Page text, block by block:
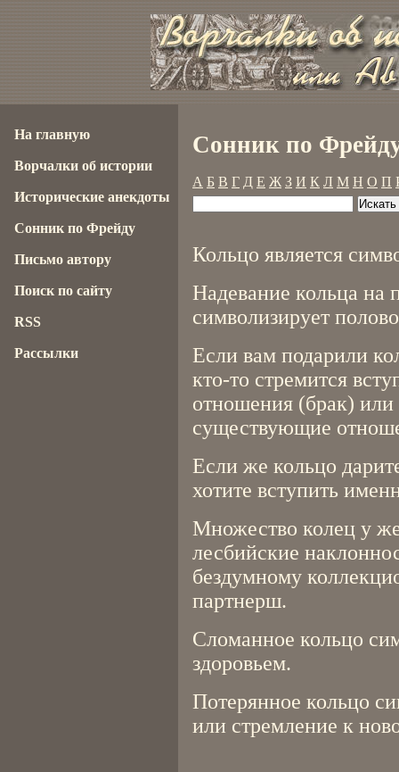
Сонник по
А Б В Г Д Е Ж З И К Л М Н О П
Кольцо является
Надевание кольца на
символизирует
Если вам подарили
кто-то стремится
отношения (брак) или
существующие
Если же кольцо
хотите вступить
Множество колец у
лесбийские
бездумному
партнерш.
Сломанное кольцо
здоровьем.
Потерянное кольцо
или стремление к
На главную
Ворчалки об истории
Исторические анекдоты
Сонник по Фрейду
Письмо автору
Поиск по сайту
RSS
Рассылки